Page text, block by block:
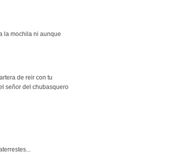
la mochila ni aunque
de reir con tu
señor del chubasquero